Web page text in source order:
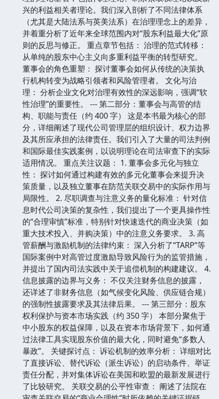
兴的利益相关者理论。我们深入剖析了不同法律体系
（尤其是大陆法系与英美法系）在治理理念上的差异，
并着重分析了近年来全球范围内对“股东利益最大化”原
则的反思与修正。 重点章节包括： 治理的范式转移：
从单纯的股东中心主义向多重利益平衡的转型研究。
董事会的角色重塑： 探讨董事会如何从传统的决策执
行机构转变为战略引领者和风险管理者。 文化与治
理： 分析企业文化对治理有效性的深远影响，强调“软
性治理”的重要性。 --- 第二部分：董事会与高管的结
构、职能与责任（约 400 字） 这是本书最为核心的部
分，详细阐述了现代公司管理层的组织设计、权力边界
及其所应承担的法律责任。我们引入了大量的司法判例
和国际最佳实践案例，以说明理论在司法审查下的实际
适用情况。 重点关注议题： 1. 董事会多元化与独立
性： 探讨如何通过构建有效的多元化董事会来提升决
策质量，以及独立董事在防范关联交易中的实际作用与
局限性。 2. 尽职调查与注意义务的量化标准： 针对信
息时代公司决策的复杂性，我们提出了一个更具操作性
的“合理审慎”标准，特别针对快速迭代的商业决策（如
重大技术投入、并购决策）中的注意义务要求。 3. 高
管薪酬与激励机制的法律约束： 深入分析了“TARP”等
国际案例中对高管过度激励导致风险行为的监管措施，
并提出了国内司法实践中关于追偿机制的构建建议。 4.
信息披露的边界与义务： 不仅关注财务信息的披露，
还详述了非财务信息（如气候变化风险、供应链合规）
的强制性披露要求及其法律后果。 --- 第三部分：股东
权利保护与资本市场实践（约 350 字） 本部分聚焦于
中小股东的权益保障，以及在资本市场背景下，如何通
过法律工具实现股东价值的最大化，同时避免“多数人
暴政”。 关键探讨点： 诉讼机制的效率分析： 详细对比
了直接诉讼、替代诉讼（派生诉讼）的启动条件、举证
责任分配，并对集体诉讼在美国和欧盟的最新发展进行
了比较研究。 关联交易的公平性审查： 阐述了法院在